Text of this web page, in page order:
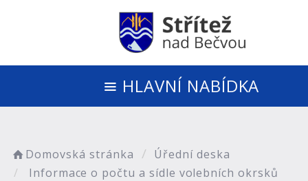
HLAVNÍ NABÍDKA
Domovská stránka
Úřední deska
Informace o počtu a sídle volebních okrsků